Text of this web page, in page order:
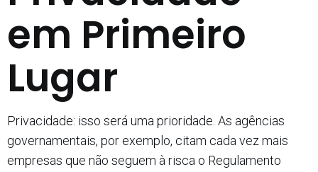
em Primeiro
Lugar
Privacidade: isso será uma prioridade. As agências
governamentais, por exemplo, citam cada vez mais
empresas que não seguem à risca o Regulamento